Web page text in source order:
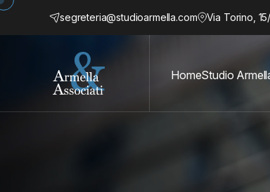
segreteria@studioarmella.com Via Torino,
HomeStudio